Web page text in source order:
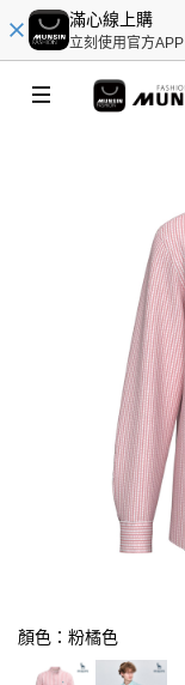
滿心線上購
立刻使用官方APP
顏色：粉橘色